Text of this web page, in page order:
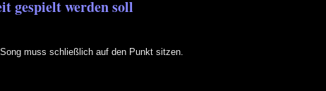
gespielt werden soll
muss schließlich auf den Punkt sitzen.